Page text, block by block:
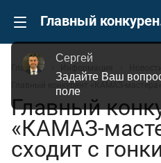
Главная
Главный конкурент «КАМАЗ-мастера»
Главный
«КАМАЗ-
сходит с гонки
Сергей
Задайте Ваш
поле